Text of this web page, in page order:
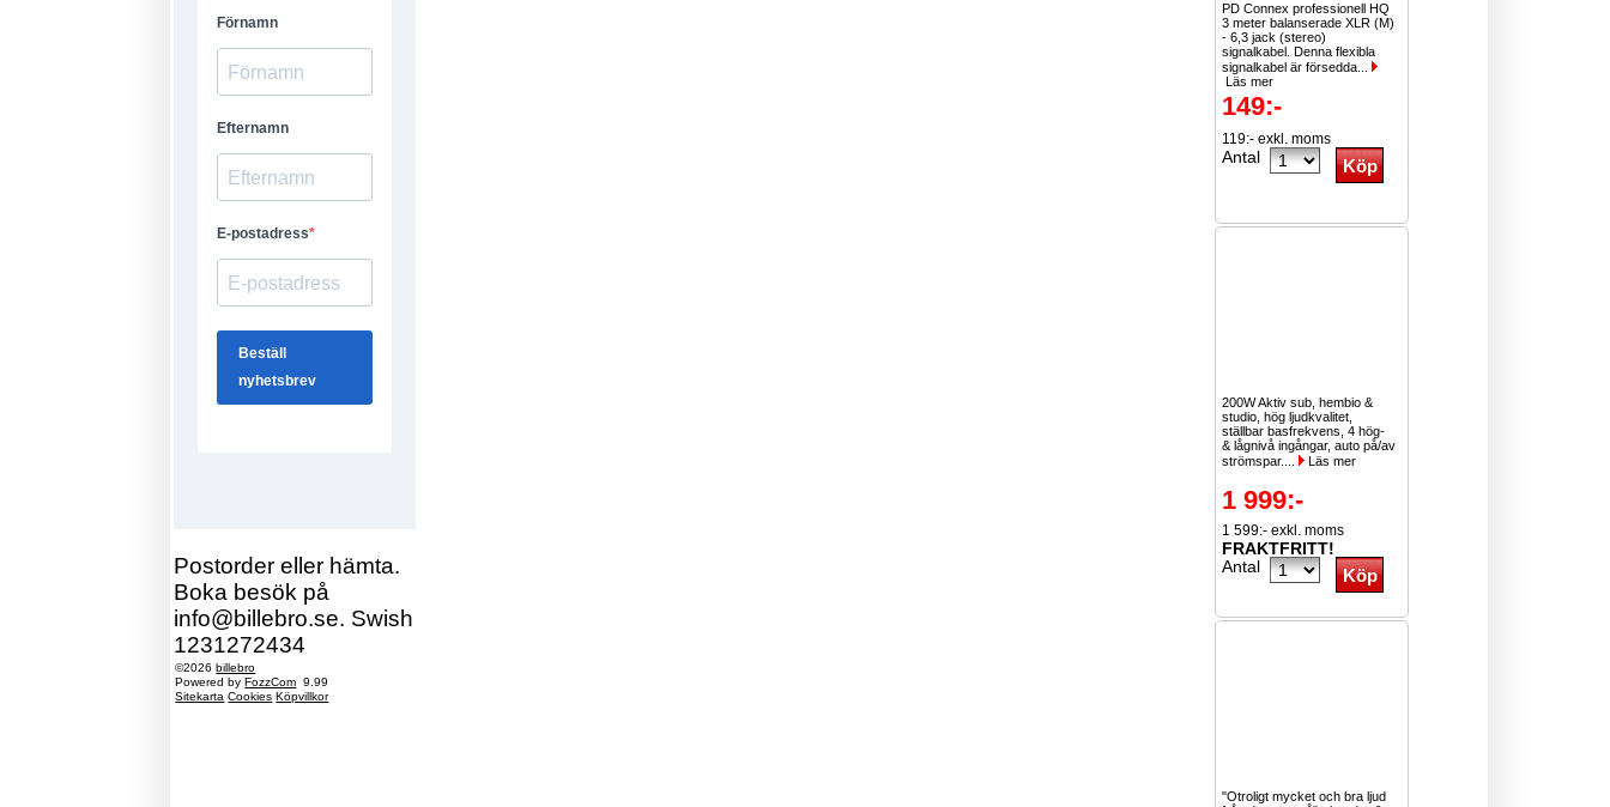
Postorder eller hämta.
Boka besök på
info@billebro.se. Swish
1231272434
©2026billebro
Powered byFozzCom 9.99
Sitekarta Cookies Köpvillkor
PD Connex professionell HQ
3 meter balanserade XLR (M)
- 6,3 jack (stereo)
signalkabel. Denna flexibla
signalkabel är försedda...
Läs mer
149:-
119:- exkl. moms
Antal
200W Aktiv sub, hembio &
studio, hög ljudkvalitet,
ställbar basfrekvens, 4 hög-
& lågnivå ingångar, auto på/av
strömspar....
Läs mer
1 999:-
1 599:- exkl. moms
FRAKTFRITT!
Antal
"Otroligt mycket och bra ljud